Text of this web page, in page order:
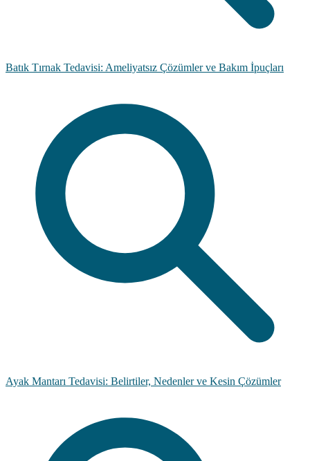
Batık Tırnak Tedavisi: Ameliyatsız Çözümler ve Bakım İpuçları
Ayak Mantarı Tedavisi: Belirtiler, Nedenler ve Kesin Çözümler